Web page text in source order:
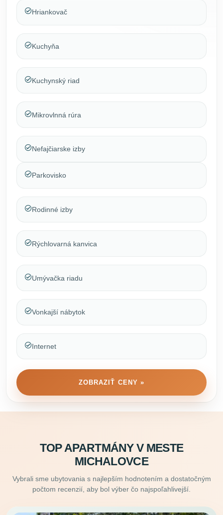
Hriankovač
Kuchyňa
Kuchynský riad
Mikrovlnná rúra
Nefajčiarske izby
Parkovisko
Rodinné izby
Rýchlovarná kanvica
Umývačka riadu
Vonkajší nábytok
Internet
ZOBRAZIŤ CENY »
TOP APARTMÁNY V MESTE
MICHALOVCE
Vybrali sme ubytovania s najlepším hodnotením a dostatočným
počtom recenzií, aby bol výber čo najspoľahlivejší.